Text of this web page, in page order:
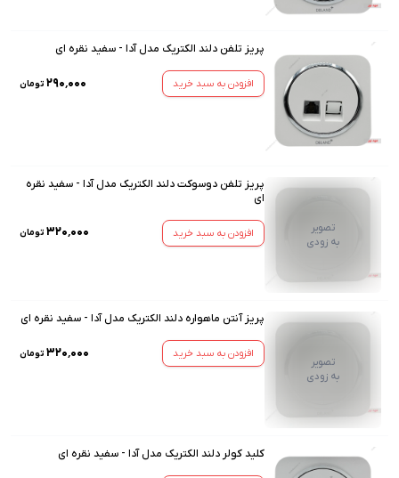
پریز تلفن دلند الکتریک مدل آدا - سفید نقره ای
افزودن به سبد خرید ۲۹۰٬۰۰۰ تومان
تصویر
به زودی
پریز تلفن دوسوکت دلند الکتریک مدل آدا - سفید نقره
ای
افزودن به سبد خرید ۳۲۰٬۰۰۰ تومان
تصویر
به زودی
پریز آنتن ماهواره دلند الکتریک مدل آدا - سفید نقره ای
افزودن به سبد خرید ۳۲۰٬۰۰۰ تومان
کلید کولر دلند الکتریک مدل آدا - سفید نقره ای